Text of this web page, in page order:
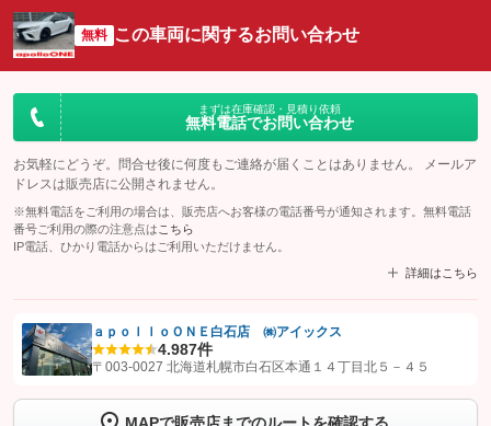
無料 この車両に関するお問い合わせ
まずは在庫確認・見積り依頼
無料電話でお問い合わせ
お気軽にどうぞ。問合せ後に何度もご連絡が届くことはありません。 メールア
ドレスは販売店に公開されません。
※無料電話をご利用の場合は、販売店へお客様の電話番号が通知されます。無料電話
番号ご利用の際の注意点は こちら
IP電話、ひかり電話からはご利用いただけません。
詳細はこちら
【STEP1】認証画面でグーネットを友だち追加してから「許可する」ボタンを押
ａｐｏｌｌｏＯＮＥ白石店 ㈱アイックス
4.987件
〒003-0027 北海道札幌市白石区本通１４丁目北５－４５